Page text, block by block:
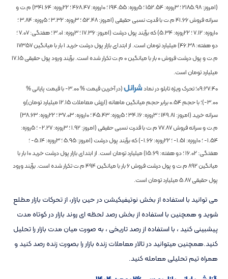
(امروز:2185.98؛ 3روزه: 152.54؛ 5روزه: 194.55؛ 10روزه: 468.47؛ 22روزه: 341.64) م.ت و
سرانه فروش41.66م.ت با قدرت نسبی حقیقی (امروز:52.48؛ 3روزه: 3.32؛ 5روزه: 3.84؛
10روزه:
7.12؛ 22روزه: 5.34) که برآیند پول درشت (امروز:17.36؛ 3روزه: 3.01؛ هفتگی:7.07؛
دو هفته:46.38) میلیارد تومان است. از ابتدای بازار پول درشت خرید1بار با میانگین17357
م.ت و پول درشت فروش0بار با میانگین0م.ت تکرار شده است. برآیند ورود پول حقیقی17.15
میلیارد تومان است.
09:27:40؛ تحرک ویژه تابلو در نمادشرانل(در آخرین قیمت %-3.00با قیمت پایانی %
-3.00)؛با حجم0.54برابر حجم میانگین ماهانه(ارزش معاملات12.15میلیارد تومان)و
سرانه خرید (امروز: 149.81؛ 3روزه: 34.16؛ 5روزه: 45.43؛ 10روزه: 37.03؛ 22روزه: 38.63
)
م.ت و سرانه فروش77.87م.ت با قدرت نسبی حقیقی (امروز:1.92؛ 3روزه: -2.27؛ 5روزه:
-1.54؛ 10روزه: -1.51؛ 22روزه: -1.66) که برآیند پول درشت (امروز:5.95؛ 3روزه: -5.14؛
هفتگی:16.02؛ دو هفته:15.69) میلیارد تومان است. از ابتدای بازار پول درشت خرید10بار با
میانگین892م.ت و پول درشت فروش6بار با میانگین494م.ت تکرار شده است. برآیند ورود
پول حقیقی5.87میلیارد تومان است.
می توانید با استفاده از بخش نوتیفیکیشن در حین بازار، از تحرکات بازار مطلع
شوید و همچنین با استفاده از بخش رصد لحظه ای روند بازار در کوتاه مدت
پیشبینی کنید ، با استفاده از رصد تاریخی ، به صورت میان مدت بازار را تحلیل
کنید.همچنین میتوانید در تالار معاملات زنده بازار را بصورت زنده رصد کنید و
همراه تیم تحلیلی معامله کنید.